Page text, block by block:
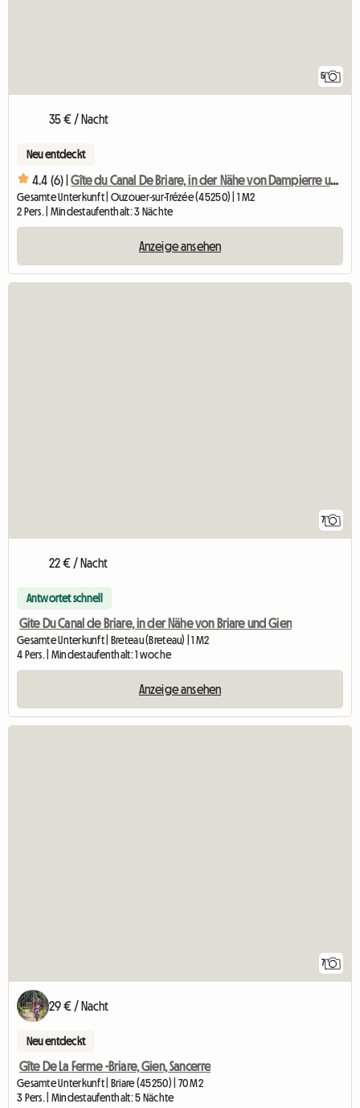
5
35 € / Nacht
Neu entdeckt
4.4 (6) | Gîte du Canal De Briare, in der Nähe von Dampierre und Belleville
Gesamte Unterkunft | Ouzouer-sur-Trézée (45250) | 1 M2
2 Pers. | Mindestaufenthalt: 3 Nächte
Anzeige ansehen
7
22 € / Nacht
Antwortet schnell
Gite Du Canal de Briare, in der Nähe von Briare und Gien
Gesamte Unterkunft | Breteau (Breteau) | 1 M2
4 Pers. | Mindestaufenthalt: 1 woche
Anzeige ansehen
7
29 € / Nacht
Neu entdeckt
Gîte De La Ferme -Briare, Gien, Sancerre
Gesamte Unterkunft | Briare (45250) | 70 M2
3 Pers. | Mindestaufenthalt: 5 Nächte